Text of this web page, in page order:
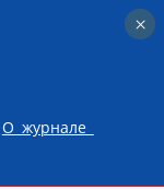
О журнале
×
×